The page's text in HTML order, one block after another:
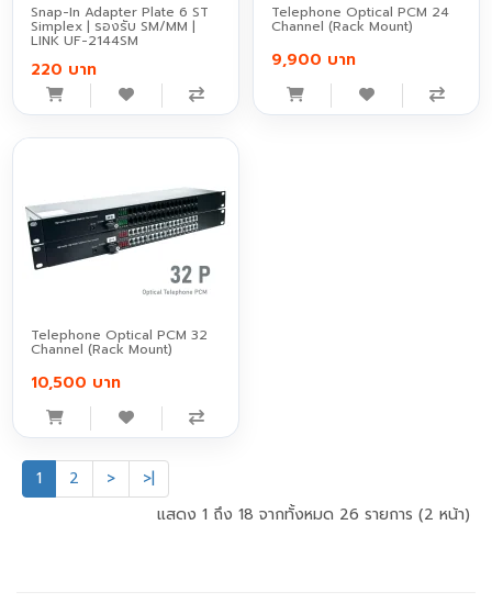
Snap-In Adapter Plate 6 ST
Simplex | รองรับ SM/MM |
LINK UF-2144SM
220 บาท
Telephone Optical PCM 24
Channel (Rack Mount)
9,900 บาท
Telephone Optical PCM 32
Channel (Rack Mount)
10,500 บาท
1 2 >
>|
แสดง 1 ถึง 18 จากทั้งหมด 26 รายการ (2 หน้า)